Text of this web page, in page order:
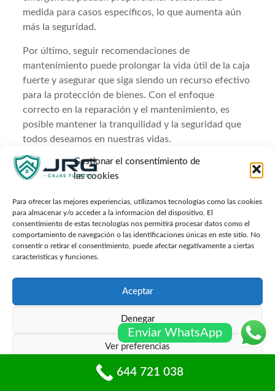
Gestionar el consentimiento de
las cookies
Para ofrecer las mejores experiencias, utilizamos tecnologías como las cookies
para almacenar y/o acceder a la información del dispositivo. El
consentimiento de estas tecnologías nos permitirá procesar datos como el
comportamiento de navegación o las identificaciones únicas en este sitio. No
consentir o retirar el consentimiento, puede afectar negativamente a ciertas
características y funciones.
Aceptar
Denegar
Ver preferencias
Política de cookiesPolíticas de privacidad
medida para casos específicos, lo que aumenta aún
más la seguridad.
Por último, seguir recomendaciones de
mantenimiento puede prolongar la vida útil de la caja
fuerte y asegurar que siga siendo un recurso efectivo
para la protección de bienes. Con el enfoque
correcto en la reparación y el mantenimiento, es
posible mantener la tranquilidad y la seguridad que
todos deseamos en nuestras vidas.
Frequently Asked Questions
en Barcelona?
El costo de la reparación de una caja fuerte puede
variar según el tipo de servicio requerido. En general,
los precios pueden oscilar entre 50 y 300 euros,
dependiendo de la complejidad del problema y de si
se necesitan servicios de emergencia o
mantenimiento preventivo.
¿Con qué frecuencia debo realizar el
mantenimiento de mi caja fuerte?
Se recomienda realizar un mantenimiento preventivo
Enviar WhatsApp
644 721 038